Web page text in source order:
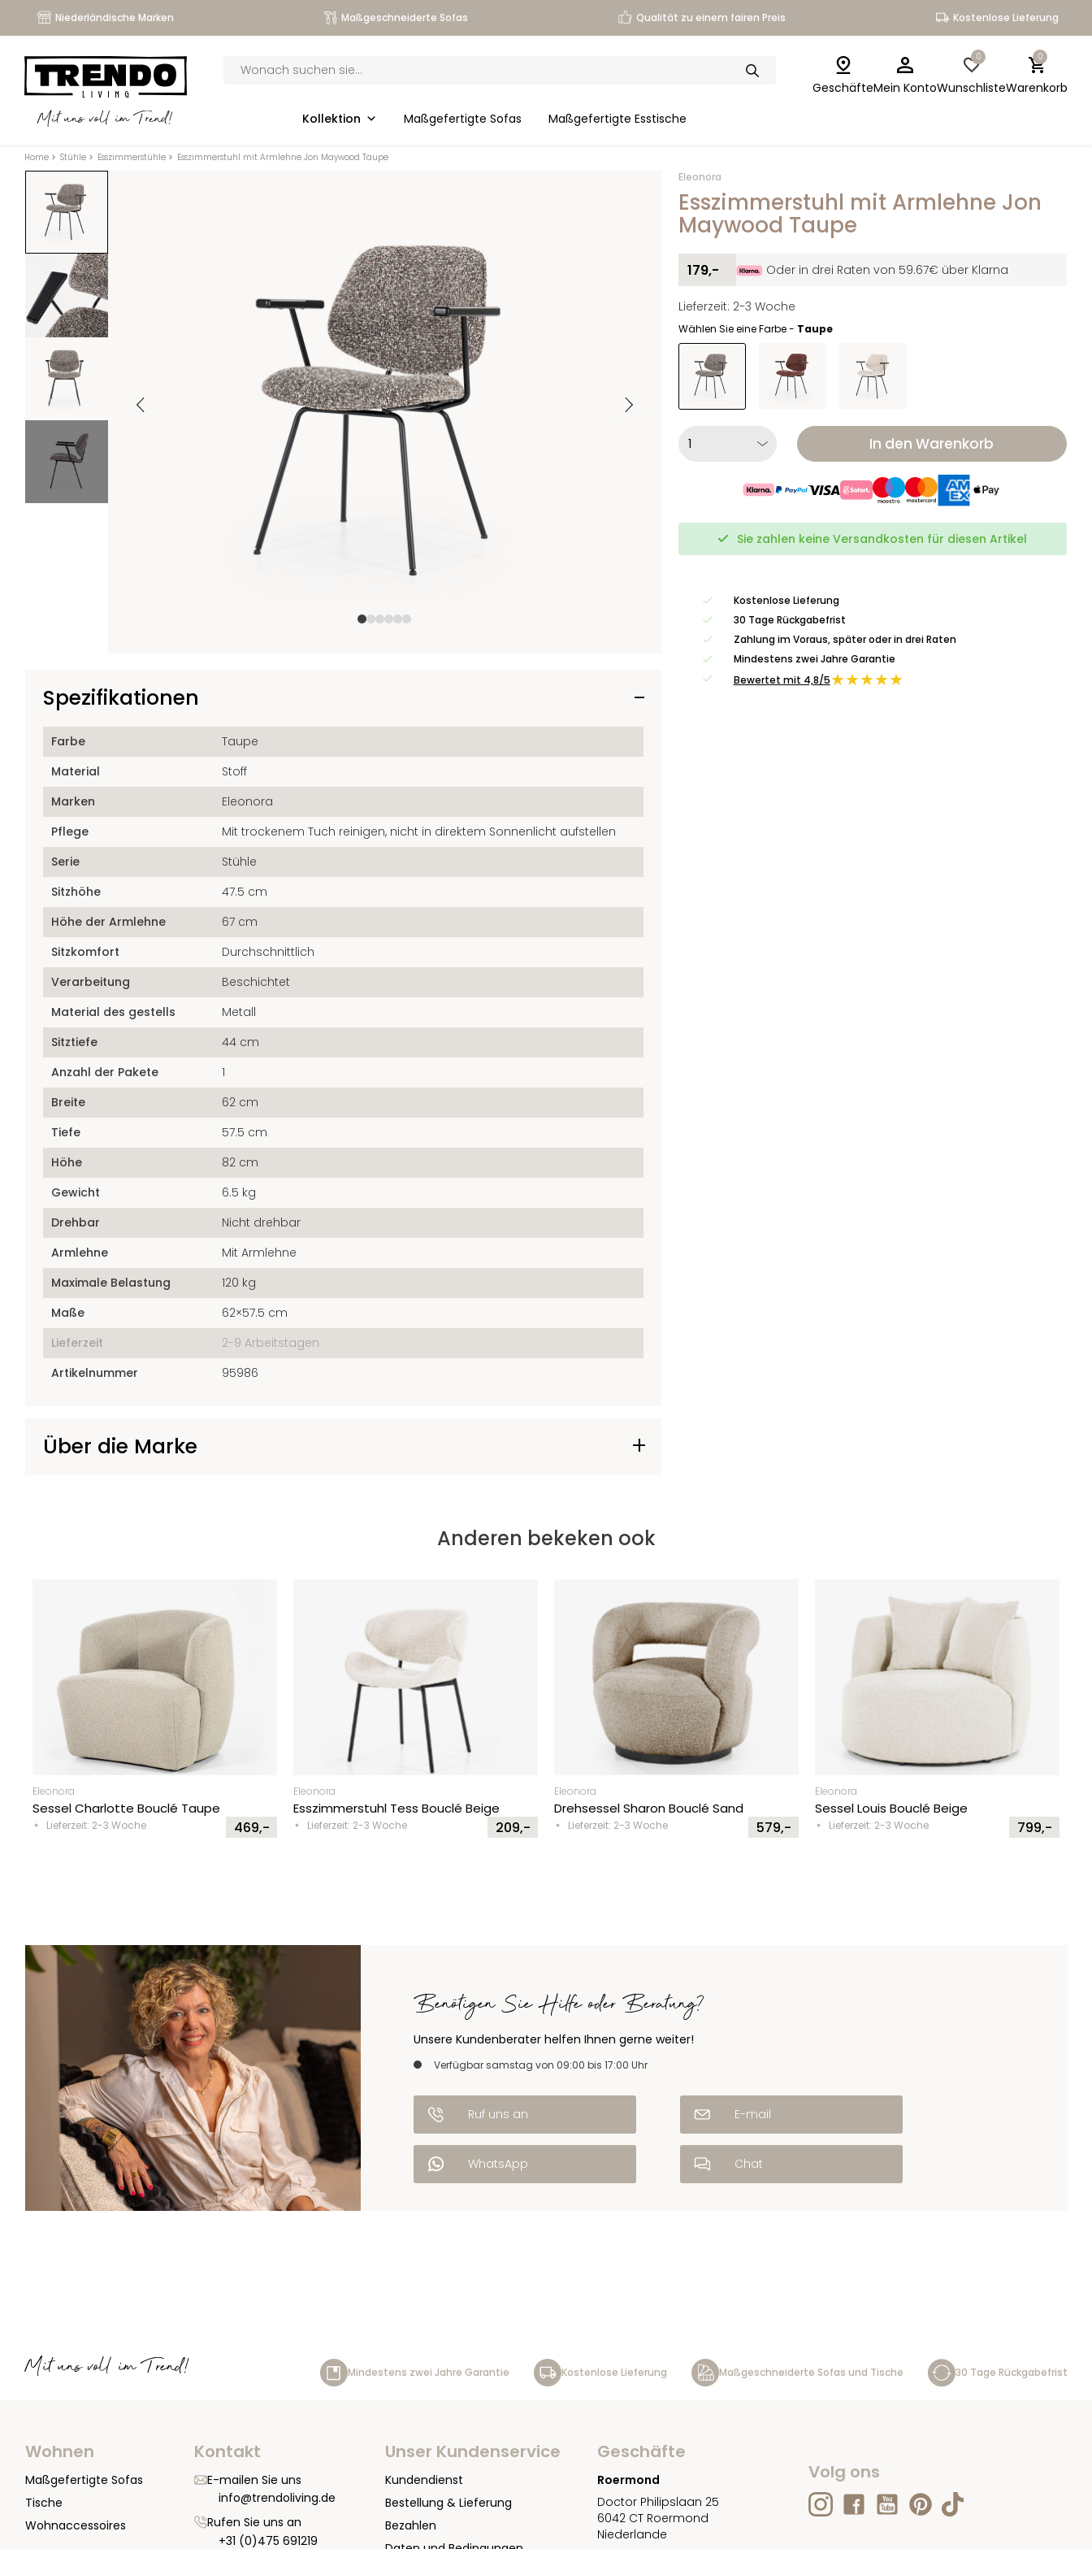
Niederländische Marken Maßgeschneiderte Sofas Qualität zu einem fairen Preis Kostenlose Lieferung
Mit uns voll im Trend!
search
Kollektion Maßgefertigte Sofas Maßgefertigte Esstische
GeschäfteMein Konto
0
Wunschliste
0
Warenkorb
Home > Stühle > Esszimmerstühle > Esszimmerstuhl mit Armlehne Jon Maywood Taupe
Spezifikationen
Farbe
Taupe
Material
Stoff
Marken
Eleonora
Pflege
Mit trockenem Tuch reinigen, nicht in direktem Sonnenlicht aufstellen
Serie
Stühle
Sitzhöhe
47.5 cm
Höhe der Armlehne
67 cm
Sitzkomfort
Durchschnittlich
Verarbeitung
Beschichtet
Material des gestells
Metall
Sitztiefe
44 cm
Anzahl der Pakete
1
Breite
62 cm
Tiefe
57.5 cm
Höhe
82 cm
Gewicht
6.5 kg
Drehbar
Nicht drehbar
Armlehne
Mit Armlehne
Maximale Belastung
120 kg
Maße
62×57.5 cm
Lieferzeit
2-9 Arbeitstagen
Artikelnummer
95986
Über die Marke
Eleonora
Esszimmerstuhl mit Armlehne Jon
Maywood Taupe
179,- Oder in drei Raten von 59.67€ über Klarna
Lieferzeit: 2-3 Woche
Wählen Sie eine Farbe - Taupe
In den Warenkorb
Sie zahlen keine Versandkosten für diesen Artikel
Kostenlose Lieferung
30 Tage Rückgabefrist
Zahlung im Voraus, später oder in drei Raten
Mindestens zwei Jahre Garantie
Bewertet mit 4,8/5★★★★★
Anderen bekeken ook
Eleonora
Sessel Charlotte Bouclé Taupe
Lieferzeit: 2-3 Woche 469,-
Eleonora
Esszimmerstuhl Tess Bouclé Beige
Lieferzeit: 2-3 Woche 209,-
Eleonora
Drehsessel Sharon Bouclé Sand
Lieferzeit: 2-3 Woche 579,-
Eleonora
Sessel Louis Bouclé Beige
Lieferzeit: 2-3 Woche 799,-
Benötigen Sie Hilfe oder Beratung?
Unsere Kundenberater helfen Ihnen gerne weiter!
Verfügbar samstag von 09:00 bis 17:00 Uhr
Ruf uns an E-mail
WhatsApp Chat
Mit uns voll im Trend! Mindestens zwei Jahre Garantie Kostenlose Lieferung Maßgeschneiderte Sofas und Tische 30 Tage Rückgabefrist
Wohnen
Maßgefertigte Sofas
Tische
Wohnaccessoires
Kontakt
E-mailen Sie uns
info@trendoliving.de
Rufen Sie uns an
+31 (0)475 691219
Unser Kundenservice
Kundendienst
Bestellung & Lieferung
Bezahlen
Geschäfte
Roermond
Doctor Philipslaan 25
6042 CT Roermond
Niederlande
Volg ons